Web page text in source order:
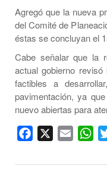
Agregó que la nueva
del Comité de
éstas se concluyan el
Cabe señalar que la
actual gobierno
factibles a
pavimentación, ya
nuevo abiertas para
Facebook Email